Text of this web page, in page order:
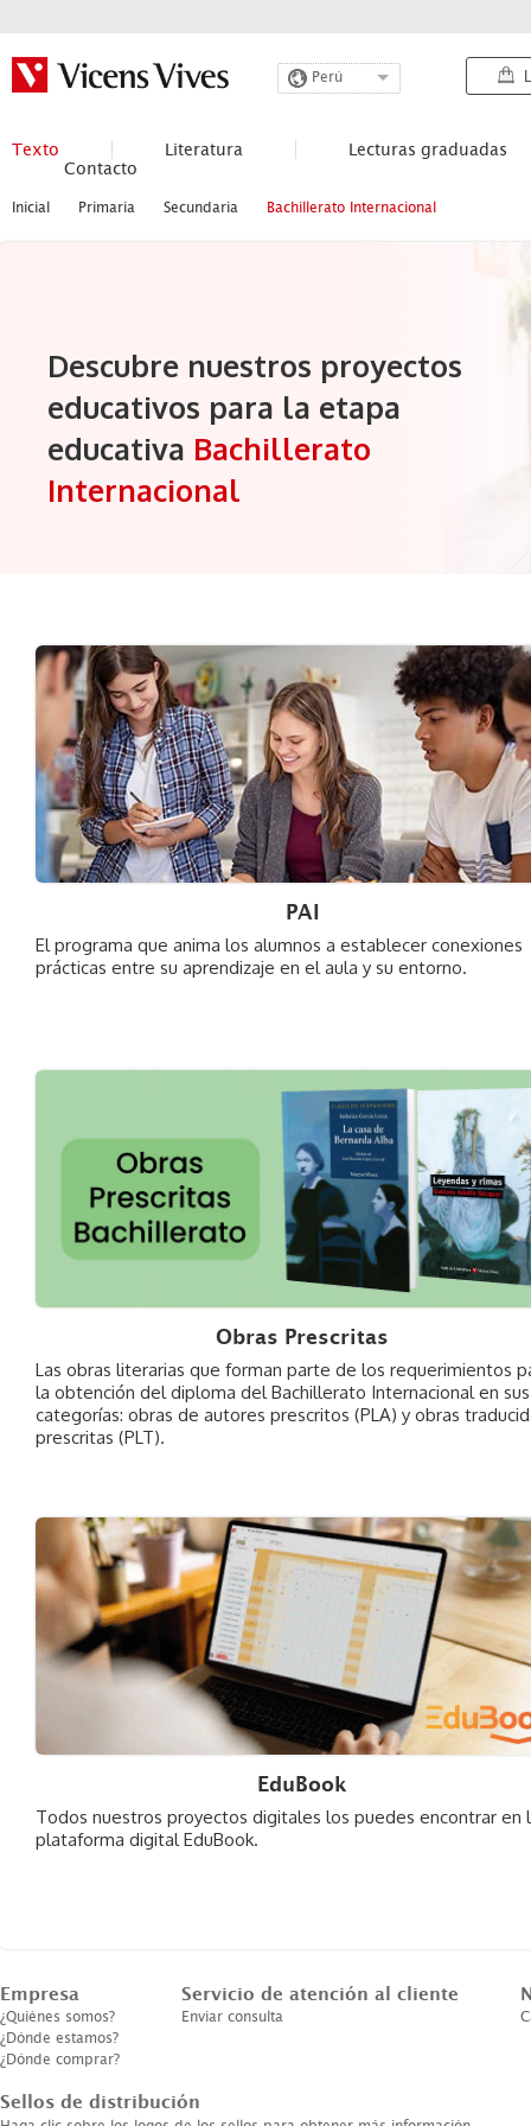
Perú
Texto Literatura
Lecturas graduadas
Contacto
Inicial Primaria Secundaria Bachillerato Internacional
Descubre nuestros proyectos
educativos para la etapa
educativa Bachillerato
Internacional
PAI
El programa que anima los alumnos a establecer conexiones
prácticas entre su aprendizaje en el aula y su entorno.
Obras Prescritas
Las obras literarias que forman parte de los requerimientos
la obtención del diploma del Bachillerato Internacional en
categorías: obras de autores prescritos (PLA) y obras
prescritas (PLT).
EduBook
Todos nuestros proyectos digitales los puedes encontrar en
plataforma digital EduBook.
Empresa
¿Quiénes somos?
¿Dónde estamos?
¿Dónde comprar?
Servicio de atención al cliente
Enviar consulta
Sellos de distribución